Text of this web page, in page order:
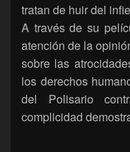
tratan de huir del
A través de su
atención de la
sobre las
los derechos
del Polisario
complicidad